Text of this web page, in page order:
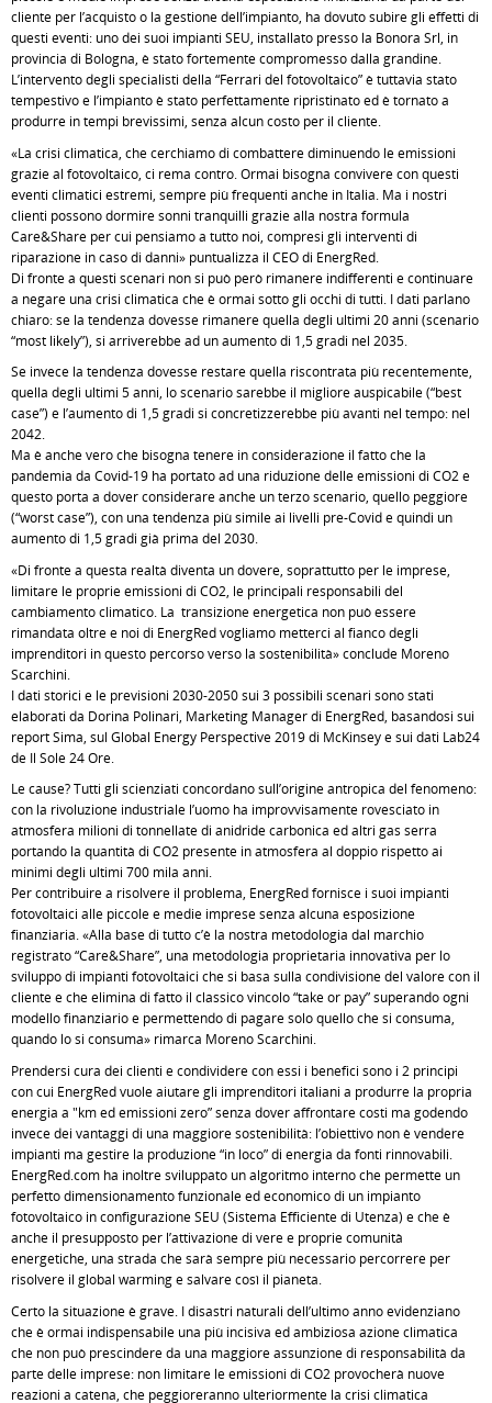
cliente per l’acquisto o la gestione dell’impianto, ha dovuto subire gli effetti di
questi eventi: uno dei suoi impianti SEU, installato presso la Bonora Srl, in
provincia di Bologna, è stato fortemente compromesso dalla grandine.
L’intervento degli specialisti della “Ferrari del fotovoltaico” è tuttavia stato
tempestivo e l’impianto è stato perfettamente ripristinato ed è tornato a
produrre in tempi brevissimi, senza alcun costo per il cliente.
«La crisi climatica, che cerchiamo di combattere diminuendo le emissioni
grazie al fotovoltaico, ci rema contro. Ormai bisogna convivere con questi
eventi climatici estremi, sempre più frequenti anche in Italia. Ma i nostri
clienti possono dormire sonni tranquilli grazie alla nostra formula
Care&Share per cui pensiamo a tutto noi, compresi gli interventi di
riparazione in caso di danni» puntualizza il CEO di EnergRed.
Di fronte a questi scenari non si può però rimanere indifferenti e continuare
a negare una crisi climatica che è ormai sotto gli occhi di tutti. I dati parlano
chiaro: se la tendenza dovesse rimanere quella degli ultimi 20 anni (scenario
“most likely”), si arriverebbe ad un aumento di 1,5 gradi nel 2035.
Se invece la tendenza dovesse restare quella riscontrata più recentemente,
quella degli ultimi 5 anni, lo scenario sarebbe il migliore auspicabile (“best
case”) e l’aumento di 1,5 gradi si concretizzerebbe più avanti nel tempo: nel
2042.
Ma è anche vero che bisogna tenere in considerazione il fatto che la
pandemia da Covid-19 ha portato ad una riduzione delle emissioni di CO2 e
questo porta a dover considerare anche un terzo scenario, quello peggiore
(“worst case”), con una tendenza più simile ai livelli pre-Covid e quindi un
aumento di 1,5 gradi già prima del 2030.
«Di fronte a questa realtà diventa un dovere, soprattutto per le imprese,
limitare le proprie emissioni di CO2, le principali responsabili del
cambiamento climatico. La transizione energetica non può essere
rimandata oltre e noi di EnergRed vogliamo metterci al fianco degli
imprenditori in questo percorso verso la sostenibilità» conclude Moreno
Scarchini.
I dati storici e le previsioni 2030-2050 sui 3 possibili scenari sono stati
elaborati da Dorina Polinari, Marketing Manager di EnergRed, basandosi sui
report Sima, sul Global Energy Perspective 2019 di McKinsey e sui dati Lab24
de Il Sole 24 Ore.
Le cause? Tutti gli scienziati concordano sull’origine antropica del fenomeno:
con la rivoluzione industriale l’uomo ha improvvisamente rovesciato in
atmosfera milioni di tonnellate di anidride carbonica ed altri gas serra
portando la quantità di CO2 presente in atmosfera al doppio rispetto ai
minimi degli ultimi 700 mila anni.
Per contribuire a risolvere il problema, EnergRed fornisce i suoi impianti
fotovoltaici alle piccole e medie imprese senza alcuna esposizione
finanziaria. «Alla base di tutto c’è la nostra metodologia dal marchio
registrato “Care&Share”, una metodologia proprietaria innovativa per lo
sviluppo di impianti fotovoltaici che si basa sulla condivisione del valore con il
cliente e che elimina di fatto il classico vincolo “take or pay” superando ogni
modello finanziario e permettendo di pagare solo quello che si consuma,
quando lo si consuma» rimarca Moreno Scarchini.
Prendersi cura dei clienti e condividere con essi i benefici sono i 2 principi
con cui EnergRed vuole aiutare gli imprenditori italiani a produrre la propria
energia a "km ed emissioni zero” senza dover affrontare costi ma godendo
invece dei vantaggi di una maggiore sostenibilità: l’obiettivo non è vendere
impianti ma gestire la produzione “in loco” di energia da fonti rinnovabili.
EnergRed.com ha inoltre sviluppato un algoritmo interno che permette un
perfetto dimensionamento funzionale ed economico di un impianto
fotovoltaico in configurazione SEU (Sistema Efficiente di Utenza) e che è
anche il presupposto per l’attivazione di vere e proprie comunità
energetiche, una strada che sarà sempre più necessario percorrere per
risolvere il global warming e salvare così il pianeta.
Certo la situazione è grave. I disastri naturali dell’ultimo anno evidenziano
che è ormai indispensabile una più incisiva ed ambiziosa azione climatica
che non può prescindere da una maggiore assunzione di responsabilità da
parte delle imprese: non limitare le emissioni di CO2 provocherà nuove
reazioni a catena, che peggioreranno ulteriormente la crisi climatica